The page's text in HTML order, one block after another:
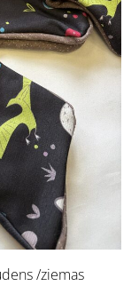
/ziemas